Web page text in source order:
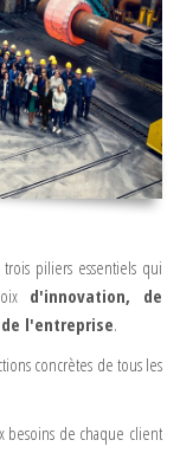
piliers essentiels qui
d'innovation, de
l'entreprise.
concrètes de tous les
besoins de chaque client